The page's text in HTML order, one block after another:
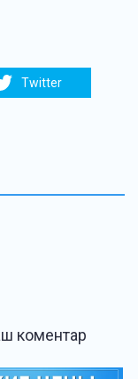
Twitter
коментар